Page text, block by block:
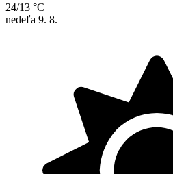
24/13 °C
nedeľa 9. 8.